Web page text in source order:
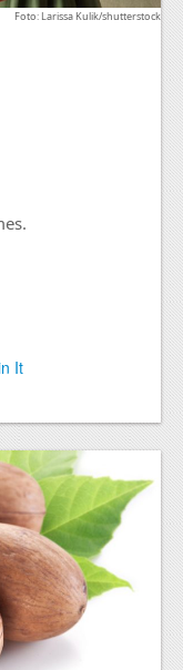
Foto: Larissa Kulik/shutterstock
It